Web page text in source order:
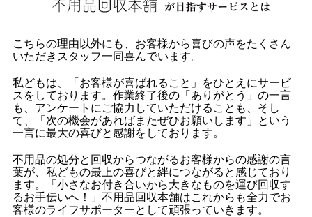
こちらの理由以外にも、お客様から喜びの声をたくさん
いただきスタッフ一同喜んでいます。
私どもは、「お客様が喜ばれること」をひとえにサービ
スをしております。作業終了後の「ありがとう」の一言
も、アンケートにご協力していただけることも、そし
て、「次の機会があればまたぜひお願いします」という
一言に最大の喜びと感謝をしております。
不用品の処分と回収からつながるお客様からの感謝の言
葉が、私どもの最上の喜びと絆につながると感じており
ます。「小さなお付き合いから大きなものを運び回収す
るお手伝いへ！」不用品回収本舗はこれからも全力でお
客様のライフサポーターとして頑張っていきます。